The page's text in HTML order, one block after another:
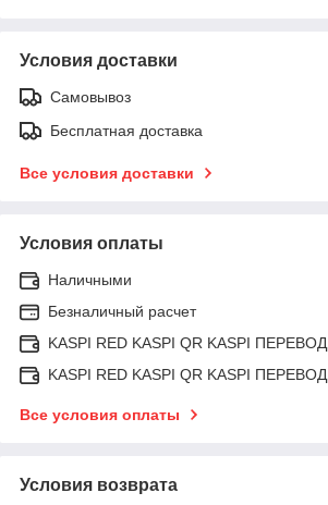
Условия доставки
Самовывоз
Бесплатная доставка
Все условия доставки
Условия оплаты
Наличными
Безналичный расчет
KASPI RED KASPI QR KASPI ПЕРЕВОД
KASPI RED KASPI QR KASPI ПЕРЕВОД
Все условия оплаты
Условия возврата